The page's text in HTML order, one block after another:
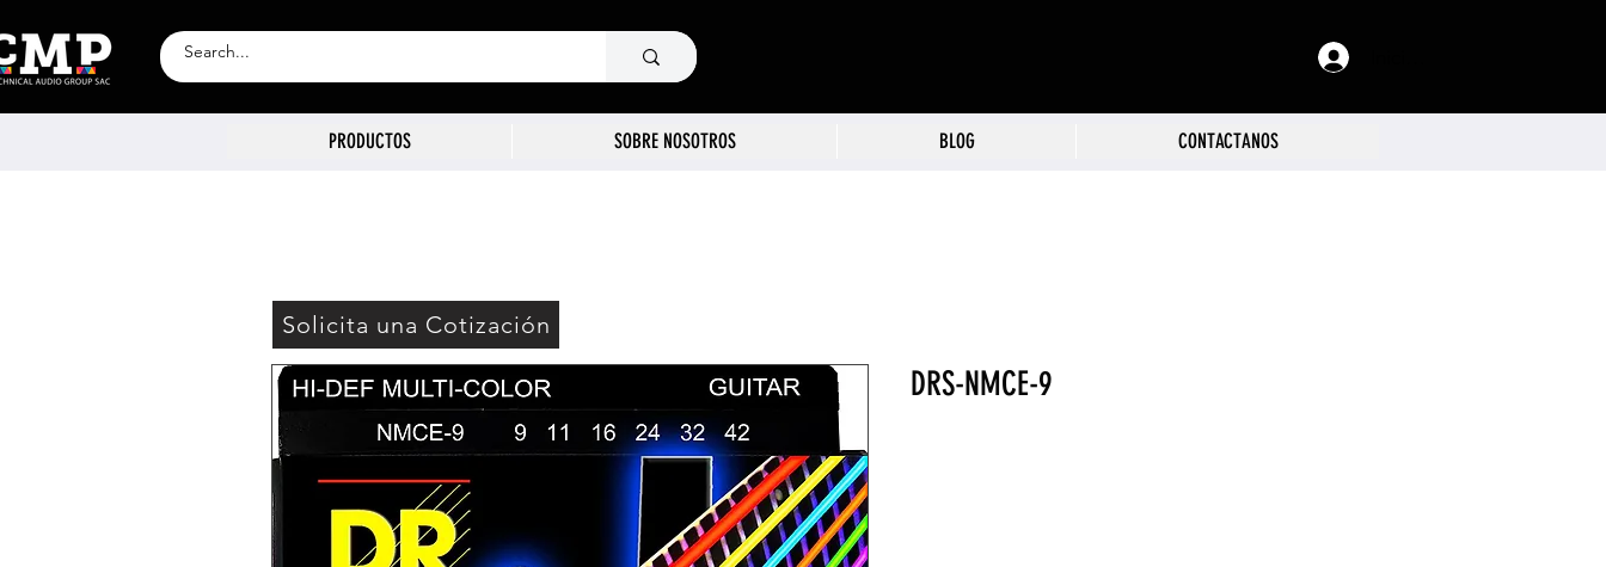
PRODUCTOS SOBRE NOSOTROS BLOG CONTACTANOS
DRS-NMCE-9
Solicita una Cotización